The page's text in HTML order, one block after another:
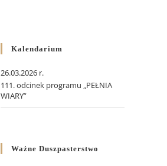
Kalendarium
26.03.2026 r.
111. odcinek programu „PEŁNIA
WIARY”
Ważne Duszpasterstwo